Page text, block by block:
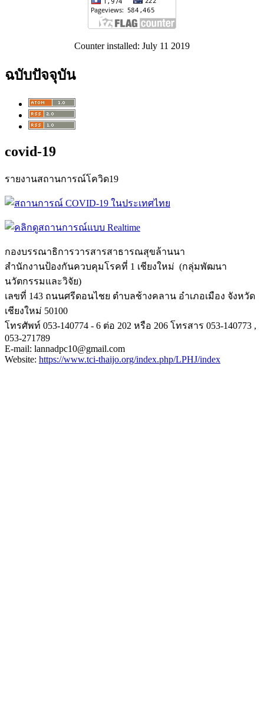
Counter installed: July 11 2019
ฉบับปัจจุบัน
covid-19
รายงานสถานการณ์โควิด19
กองบรรณาธิการวารสารสาธารณสุขล้านนา
สำนักงานป้องกันควบคุมโรคที่ 1 เชียงใหม่ (กลุ่มพัฒนา
นวัตกรรมและวิจัย)
เลขที่ 143 ถนนศรีดอนไชย ตำบลช้างคลาน อำเภอเมือง จังหวัด
เชียงใหม่ 50100
โทรศัพท์ 053-140774 - 6 ต่อ 202 หรือ 206 โทรสาร 053-140773 ,
053-271789
E-mail: lannadpc10@gmail.com
Website: https://www.tci-thaijo.org/index.php/LPHJ/index